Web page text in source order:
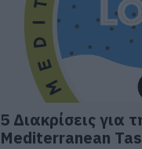
5 Διακρίσεις για
Mediterranean